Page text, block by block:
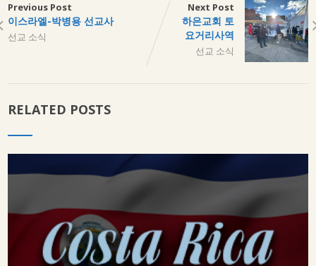
Previous Post
이스라엘-박병용 선교사
선교 소식
Next Post
하은교회 토
요거리사역
선교 소식
RELATED POSTS